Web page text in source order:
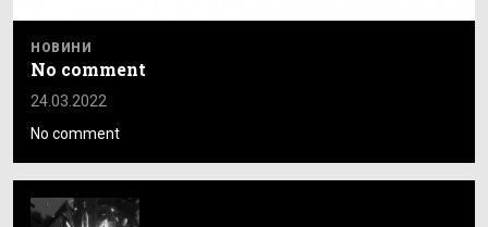
НОВИНИ
No comment
24.03.2022
No comment